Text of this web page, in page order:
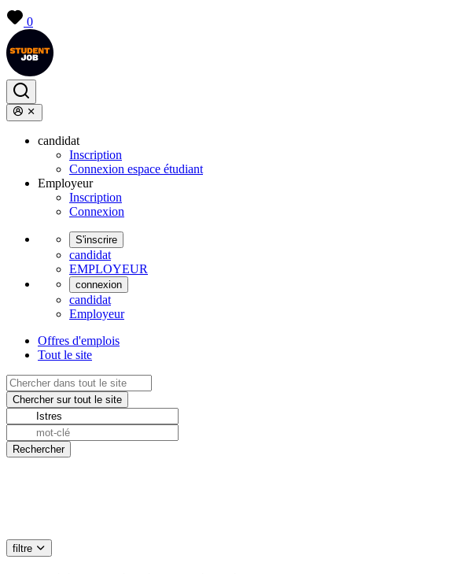
0
candidat
Inscription
Connexion espace étudiant
Employeur
Inscription
Connexion
S'inscrire
candidat
EMPLOYEUR
connexion
candidat
Employeur
Offres d'emplois
Tout le site
filtre